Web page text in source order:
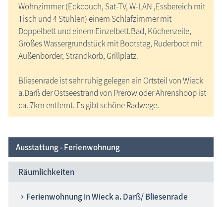
Wohnzimmer (Eckcouch, Sat-TV, W-LAN ,Essbereich mit
Tisch und 4 Stühlen) einem Schlafzimmer mit
Doppelbett und einem Einzelbett.Bad, Küchenzeile,
Großes Wassergrundstück mit Bootsteg, Ruderboot mit
Außenborder, Strandkorb, Grillplatz.
Bliesenrade ist sehr ruhig gelegen ein Ortsteil von Wieck
a.Darß der Ostseestrand von Prerow oder Ahrenshoop ist
ca. 7km entfernt. Es gibt schöne Radwege.
Ausstattung - Ferienwohnung
Räumlichkeiten
Ferienwohnung in Wieck a. Darß/ Bliesenrade